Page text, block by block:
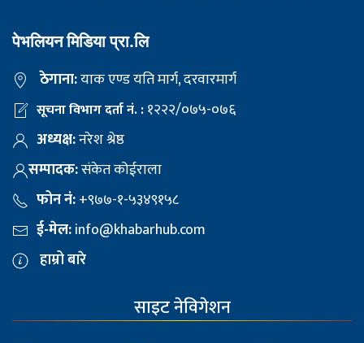
पेभलियन मिडिया प्रा.लि
ठेगाना:याक एण्ड यति मार्ग, दरवारमार्ग
सूचना विभाग दर्ता नं. :१२२२/०७५-०७६
अध्यक्ष:नरेश श्रेष्ठ
सम्पादक:संकेत कोईराला
फोन नं:+९७७-१-५३४९१५८
ई-मेल:info@khabarhub.com
हाम्रो बारे
साइट नेविगेशन